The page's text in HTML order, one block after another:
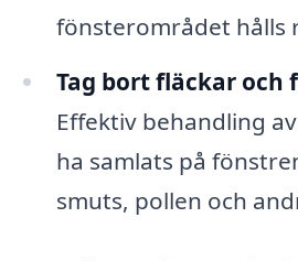
fönsterområdet hålls
Tag bort fläckar och
Effektiv behandling
ha samlats på
smuts, pollen och